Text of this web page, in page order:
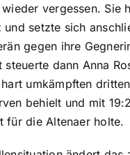
vergessen. Sie
und setzte sich
gegen ihre
steuerte dann Anna
umkämpften
behielt und mit
für die Altenaer holte.